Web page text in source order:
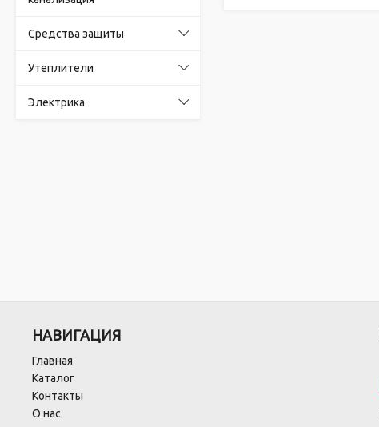
Средства защиты
Утеплители
Электрика
НАВИГАЦИЯ
Главная
Каталог
Контакты
О нас